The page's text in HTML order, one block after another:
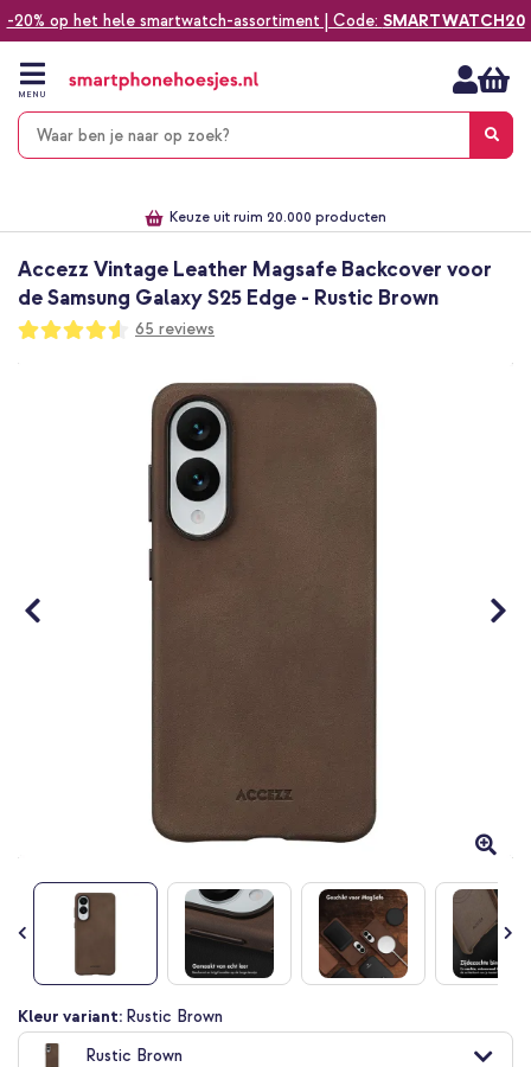
-20% op het hele smartwatch-assortiment | Code: SMARTWATCH20
naar
inhoud
MENU
Alles voor jouw telefoon, tablet, smartwatch of laptop
We've got you covered!
Accezz Vintage Leather Magsafe Backcover voor
de Samsung Galaxy S25 Edge - Rustic Brown
Waardering:
90
100
65 reviews
Ga
Ga
naar
Kleur variant: Rustic Brown
Rustic Brown